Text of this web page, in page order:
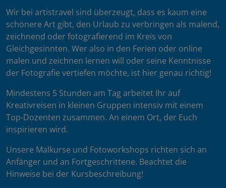
Wir bei artistravel sind überzeugt, dass es kaum eine
schönere Art gibt, den Urlaub zu verbringen als malend,
zeichnend oder fotografierend im Kreis von
Gleichgesinnten. Wer also in den Ferien oder online
malen und zeichnen lernen will oder seine Kenntnisse
der Fotografie vertiefen möchte, ist hier genau richtig!
Mindestens 5 Stunden am Tag arbeitet Ihr auf
Kreativreisen in kleinen Gruppen intensiv mit einem
Top-Dozenten zusammen. An einem Ort, der Euch
inspirieren wird.
Unsere Malkurse und Fotoworkshops richten sich an
Anfänger und an Fortgeschrittene. Beachtet die
Hinweise bei der Kursbeschreibung!